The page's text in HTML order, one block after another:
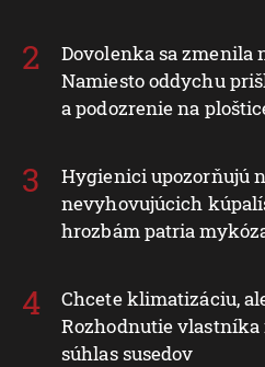
Dovolenka sa zmenila
Namiesto oddychu
a podozrenie na
Hygienici upozorňujú
nevyhovujúcich
hrozbám patria
Chcete klimatizáciu,
Rozhodnutie vlastníka
súhlas susedov